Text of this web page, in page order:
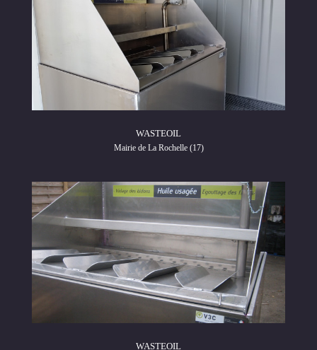
WASTEOIL
Mairie de La Rochelle (17)
WASTEOIL